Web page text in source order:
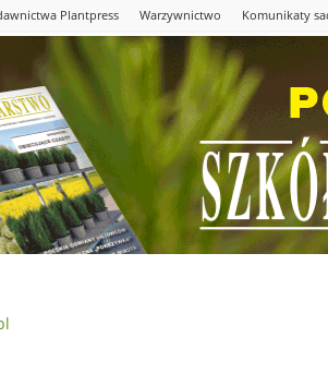
Plantpress Warzywnictwo Komunikaty